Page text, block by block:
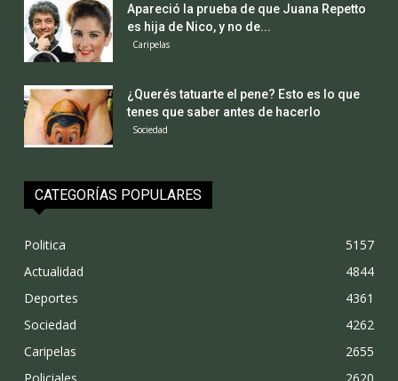
Apareció la prueba de que Juana Repetto
es hija de Nico, y no de...
Caripelas
¿Querés tatuarte el pene? Esto es lo que
tenes que saber antes de hacerlo
Sociedad
CATEGORÍAS POPULARES
Politica
5157
Actualidad
4844
Deportes
4361
Sociedad
4262
Caripelas
2655